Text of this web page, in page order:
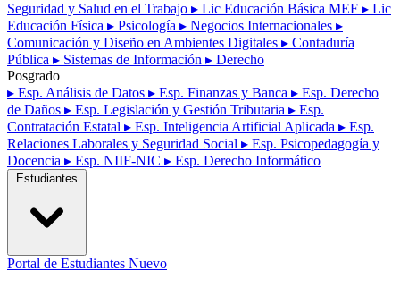
Seguridad y Salud en el Trabajo ▸ Lic Educación Básica MEF ▸ Lic
Educación Física ▸ Psicología ▸ Negocios Internacionales ▸
Comunicación y Diseño en Ambientes Digitales ▸ Contaduría
Pública ▸ Sistemas de Información ▸ Derecho
Posgrado
▸ Esp. Análisis de Datos ▸ Esp. Finanzas y Banca ▸ Esp. Derecho
de Daños ▸ Esp. Legislación y Gestión Tributaria ▸ Esp.
Contratación Estatal ▸ Esp. Inteligencia Artificial Aplicada ▸ Esp.
Relaciones Laborales y Seguridad Social ▸ Esp. Psicopedagogía y
Docencia ▸ Esp. NIIF-NIC ▸ Esp. Derecho Informático
Portal de Estudiantes Nuevo